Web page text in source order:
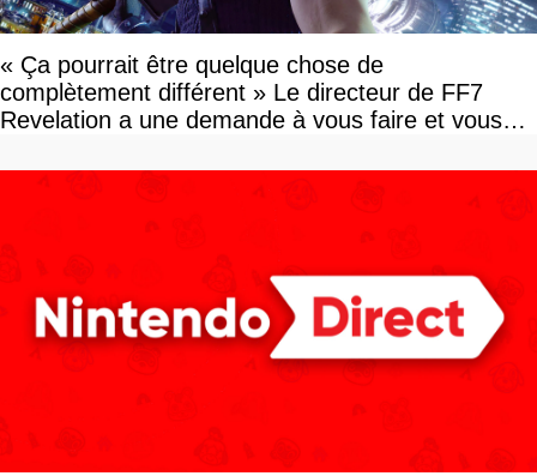
« Ça pourrait être quelque chose de
complètement différent » Le directeur de FF7
Revelation a une demande à vous faire et vous